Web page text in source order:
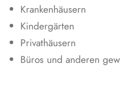
Krankenhäusern
Kindergärten
Privathäusern
Büros und anderen